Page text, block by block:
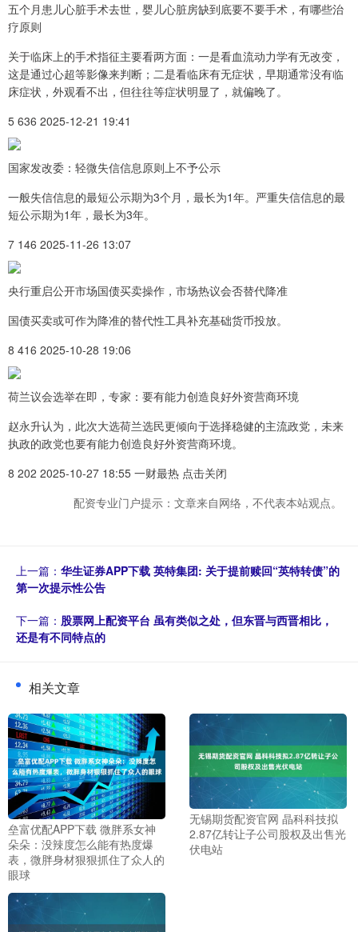
五个月患儿心脏手术去世，婴儿心脏房缺到底要不要手术，有哪些治
疗原则
关于临床上的手术指征主要看两方面：一是看血流动力学有无改变，
这是通过心超等影像来判断；二是看临床有无症状，早期通常没有临
床症状，外观看不出，但往往等症状明显了，就偏晚了。
5 636 2025-12-21 19:41
国家发改委：轻微失信信息原则上不予公示
一般失信信息的最短公示期为3个月，最长为1年。严重失信信息的最
短公示期为1年，最长为3年。
7 146 2025-11-26 13:07
央行重启公开市场国债买卖操作，市场热议会否替代降准
国债买卖或可作为降准的替代性工具补充基础货币投放。
8 416 2025-10-28 19:06
荷兰议会选举在即，专家：要有能力创造良好外资营商环境
赵永升认为，此次大选荷兰选民更倾向于选择稳健的主流政党，未来
执政的政党也要有能力创造良好外资营商环境。
8 202 2025-10-27 18:55 一财最热 点击关闭
配资专业门户提示：文章来自网络，不代表本站观点。
上一篇： 华生证券APP下载 英特集团: 关于提前赎回“英特转债”的
第一次提示性公告
下一篇： 股票网上配资平台 虽有类似之处，但东晋与西晋相比，
还是有不同特点的
相关文章
垒富优配APP下载 微胖系女神
朵朵：没辣度怎么能有热度爆
表，微胖身材狠狠抓住了众人的
眼球
无锡期货配资官网 晶科科技拟
2.87亿转让子公司股权及出售光
伏电站